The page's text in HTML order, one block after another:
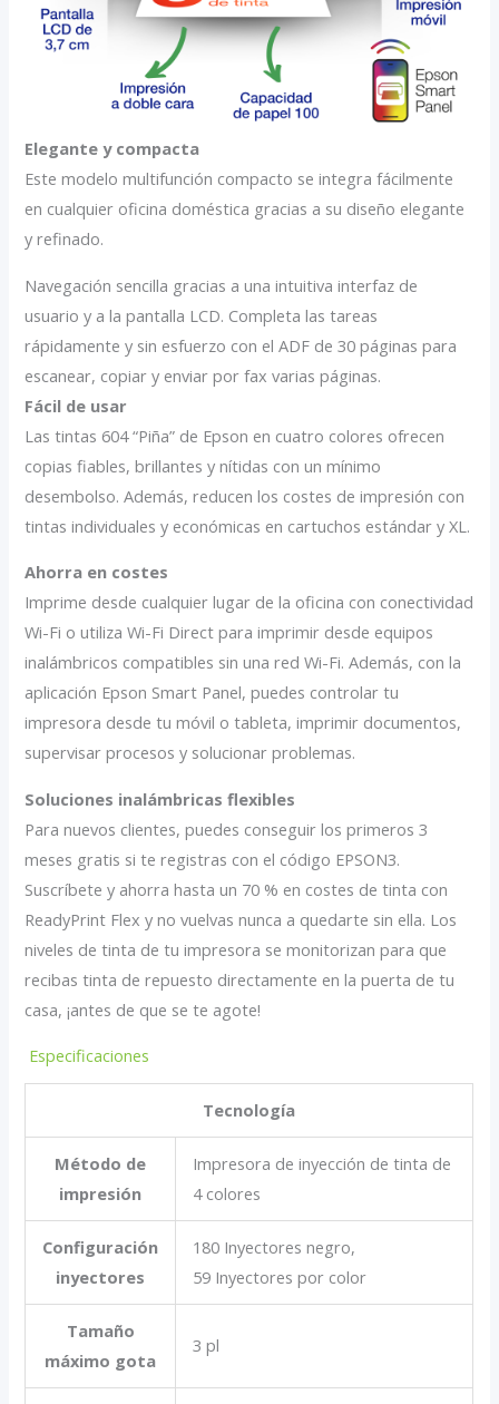
Elegante y compacta
Este modelo multifunción compacto se integra fácilmente
en cualquier oficina doméstica gracias a su diseño elegante
y refinado.
Navegación sencilla gracias a una intuitiva interfaz de
usuario y a la pantalla LCD. Completa las tareas
rápidamente y sin esfuerzo con el ADF de 30 páginas para
escanear, copiar y enviar por fax varias páginas.
Fácil de usar
Las tintas 604 “Piña” de Epson en cuatro colores ofrecen
copias fiables, brillantes y nítidas con un mínimo
desembolso. Además, reducen los costes de impresión con
tintas individuales y económicas en cartuchos estándar y XL.
Ahorra en costes
Imprime desde cualquier lugar de la oficina con conectividad
Wi-Fi o utiliza Wi-Fi Direct para imprimir desde equipos
inalámbricos compatibles sin una red Wi-Fi. Además, con la
aplicación Epson Smart Panel, puedes controlar tu
impresora desde tu móvil o tableta, imprimir documentos,
supervisar procesos y solucionar problemas.
Soluciones inalámbricas flexibles
Para nuevos clientes, puedes conseguir los primeros 3
meses gratis si te registras con el código EPSON3.
Suscríbete y ahorra hasta un 70 % en costes de tinta con
ReadyPrint Flex y no vuelvas nunca a quedarte sin ella. Los
niveles de tinta de tu impresora se monitorizan para que
recibas tinta de repuesto directamente en la puerta de tu
casa, ¡antes de que se te agote!
Especificaciones
Tecnología
Método de
impresión
Impresora de inyección de tinta de
4 colores
Configuración
inyectores
180 Inyectores negro,
59 Inyectores por color
Tamaño
máximo gota
3 pl